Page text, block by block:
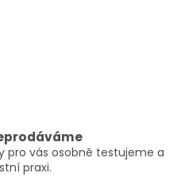
pro vás osobně testujeme a
praxi.